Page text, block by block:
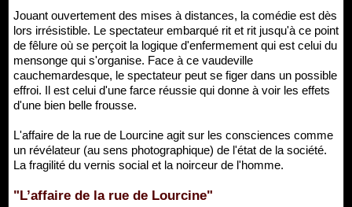
Jouant ouvertement des mises à distances, la comédie est dès
lors irrésistible. Le spectateur embarqué rit et rit jusqu'à ce point
de fêlure où se perçoit la logique d'enfermement qui est celui du
mensonge qui s'organise. Face à ce vaudeville
cauchemardesque, le spectateur peut se figer dans un possible
effroi. Il est celui d'une farce réussie qui donne à voir les effets
d'une bien belle frousse.
L'affaire de la rue de Lourcine agit sur les consciences comme
un révélateur (au sens photographique) de l'état de la société.
La fragilité du vernis social et la noirceur de l'homme.
"L’affaire de la rue de Lourcine"